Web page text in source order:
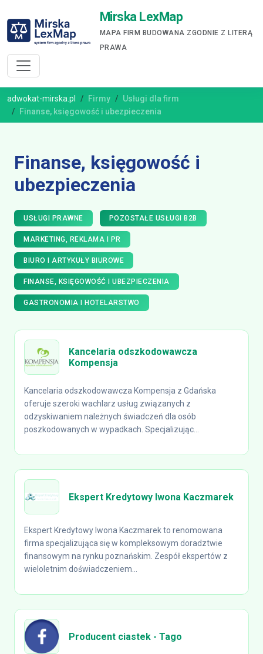
Mirska LexMap
MAPA FIRM BUDOWANA ZGODNIE Z LITERĄ
PRAWA
adwokat-mirska.pl Firmy
Usługi dla firm
Finanse, księgowość i ubezpieczenia
Finanse, księgowość i
ubezpieczenia
USŁUGI PRAWNE POZOSTAŁE USŁUGI B2B
MARKETING, REKLAMA I PR
BIURO I ARTYKUŁY BIUROWE
FINANSE, KSIĘGOWOŚĆ I UBEZPIECZENIA
GASTRONOMIA I HOTELARSTWO
Kancelaria odszkodowawcza
Kompensja
Kancelaria odszkodowawcza Kompensja z Gdańska
oferuje szeroki wachlarz usług związanych z
odzyskiwaniem należnych świadczeń dla osób
poszkodowanych w wypadkach. Specjalizując...
Ekspert Kredytowy Iwona Kaczmarek
Ekspert Kredytowy Iwona Kaczmarek to renomowana
firma specjalizująca się w kompleksowym doradztwie
finansowym na rynku poznańskim. Zespół ekspertów z
wieloletnim doświadczeniem...
Producent ciastek - Tago